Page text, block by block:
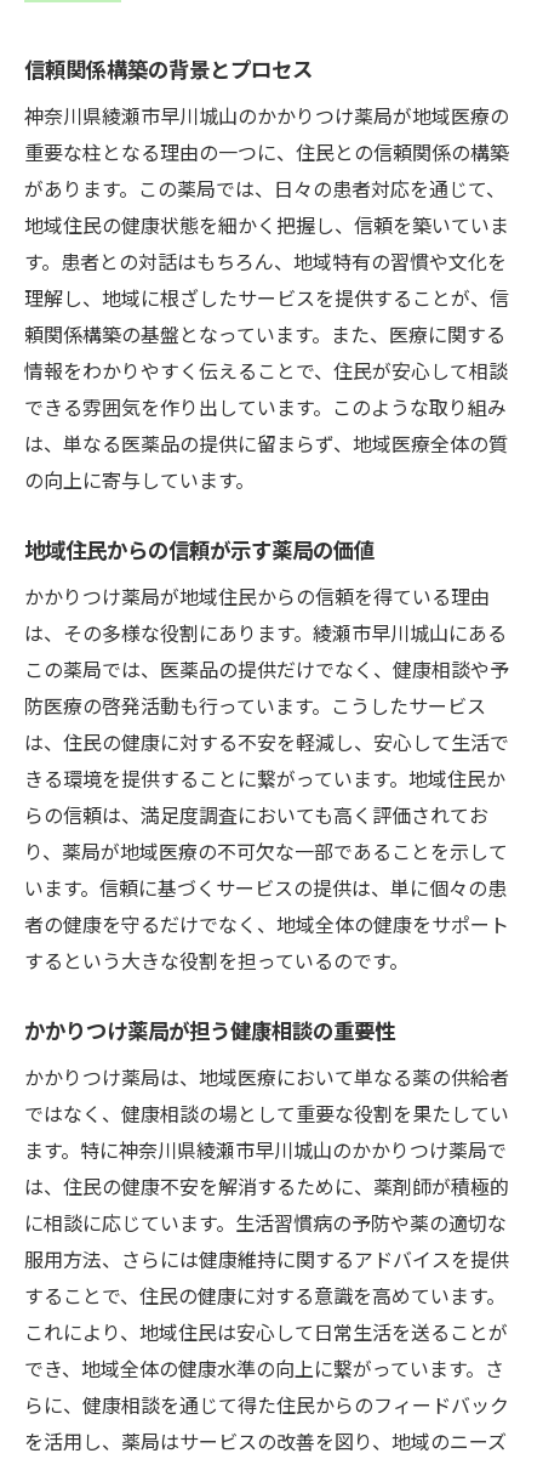
信頼関係構築の背景とプロセス
神奈川県綾瀬市早川城山のかかりつけ薬局が地域医療の
重要な柱となる理由の一つに、住民との信頼関係の構築
があります。この薬局では、日々の患者対応を通じて、
地域住民の健康状態を細かく把握し、信頼を築いていま
す。患者との対話はもちろん、地域特有の習慣や文化を
理解し、地域に根ざしたサービスを提供することが、信
頼関係構築の基盤となっています。また、医療に関する
情報をわかりやすく伝えることで、住民が安心して相談
できる雰囲気を作り出しています。このような取り組み
は、単なる医薬品の提供に留まらず、地域医療全体の質
の向上に寄与しています。
地域住民からの信頼が示す薬局の価値
かかりつけ薬局が地域住民からの信頼を得ている理由
は、その多様な役割にあります。綾瀬市早川城山にある
この薬局では、医薬品の提供だけでなく、健康相談や予
防医療の啓発活動も行っています。こうしたサービス
は、住民の健康に対する不安を軽減し、安心して生活で
きる環境を提供することに繋がっています。地域住民か
らの信頼は、満足度調査においても高く評価されてお
り、薬局が地域医療の不可欠な一部であることを示して
います。信頼に基づくサービスの提供は、単に個々の患
者の健康を守るだけでなく、地域全体の健康をサポート
するという大きな役割を担っているのです。
かかりつけ薬局が担う健康相談の重要性
かかりつけ薬局は、地域医療において単なる薬の供給者
ではなく、健康相談の場として重要な役割を果たしてい
ます。特に神奈川県綾瀬市早川城山のかかりつけ薬局で
は、住民の健康不安を解消するために、薬剤師が積極的
に相談に応じています。生活習慣病の予防や薬の適切な
服用方法、さらには健康維持に関するアドバイスを提供
することで、住民の健康に対する意識を高めています。
これにより、地域住民は安心して日常生活を送ることが
でき、地域全体の健康水準の向上に繋がっています。さ
らに、健康相談を通じて得た住民からのフィードバック
を活用し、薬局はサービスの改善を図り、地域のニーズ